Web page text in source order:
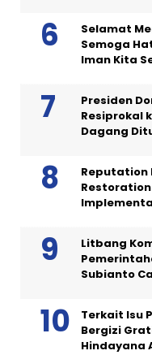
Selamat
Semoga
Iman Kita
Presiden
Resiprokal
Dagang
Reputation
Litbang
Subianto
Terkait Isu
Bergizi
Hindayana